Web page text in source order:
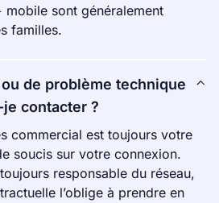
mobile sont généralement
familles.
de problème technique
contacter ?
commercial est toujours votre
soucis sur votre connexion.
responsable du réseau,
l’oblige à prendre en